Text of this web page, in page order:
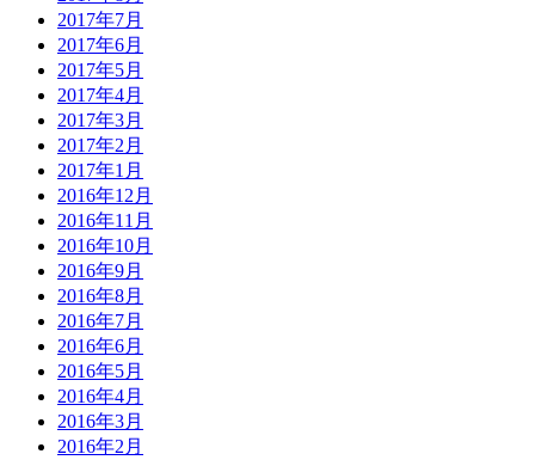
2017年7月
2017年6月
2017年5月
2017年4月
2017年3月
2017年2月
2017年1月
2016年12月
2016年11月
2016年10月
2016年9月
2016年8月
2016年7月
2016年6月
2016年5月
2016年4月
2016年3月
2016年2月